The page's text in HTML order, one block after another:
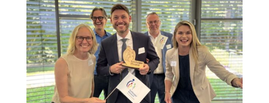
Views,
Likes
und
Kommentare